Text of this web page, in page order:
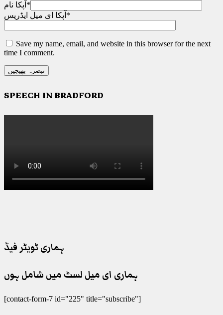
آپکا نام *
آپکا ای میل ایڈریس *
Save my name, email, and website in this browser for the next
time I comment.
SPEECH IN BRADFORD
ہماری ٹویٹر فیڈ
ہماری ای میل لسٹ میں شامل ہوں
[contact-form-7 id="225" title="subscribe"]